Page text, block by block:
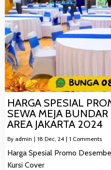
HARGA SPESIAL
SEWA MEJA
AREA JAKARTA 2024
By admin | 18 Dec, 24 | 1 Comments
Harga Spesial Promo
Kursi Cover